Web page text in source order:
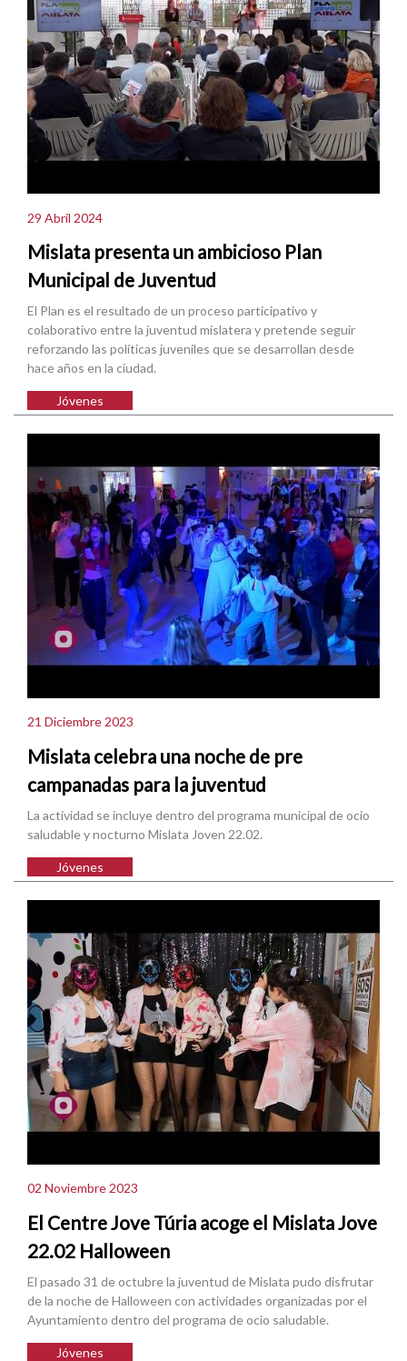
29 Abril 2024
Mislata presenta un ambicioso Plan
Municipal de Juventud
El Plan es el resultado de un proceso participativo y
colaborativo entre la juventud mislatera y pretende seguir
reforzando las políticas juveniles que se desarrollan desde
hace años en la ciudad.
Jóvenes
21 Diciembre 2023
Mislata celebra una noche de pre
campanadas para la juventud
La actividad se incluye dentro del programa municipal de ocio
saludable y nocturno Mislata Joven 22.02.
Jóvenes
02 Noviembre 2023
El Centre Jove Túria acoge el Mislata Jove
22.02 Halloween
El pasado 31 de octubre la juventud de Mislata pudo disfrutar
de la noche de Halloween con actividades organizadas por el
Ayuntamiento dentro del programa de ocio saludable.
Jóvenes